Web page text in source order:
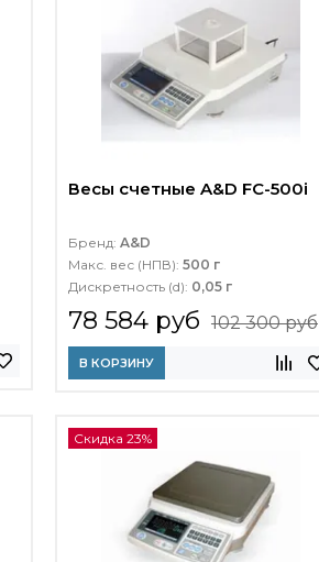
Весы счетные A&D FC-500i
Бренд: A&D
Макс. вес (НПВ): 500 г
Дискретность (d): 0,05 г
78 584 руб 102 300 руб
В КОРЗИНУ
Скидка 23%